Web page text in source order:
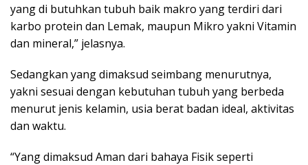
yang di butuhkan tubuh baik makro yang terdiri dari
karbo protein dan Lemak, maupun Mikro yakni Vitamin
dan mineral,” jelasnya.
Sedangkan yang dimaksud seimbang menurutnya,
yakni sesuai dengan kebutuhan tubuh yang berbeda
menurut jenis kelamin, usia berat badan ideal, aktivitas
dan waktu.
“Yang dimaksud Aman dari bahaya Fisik seperti